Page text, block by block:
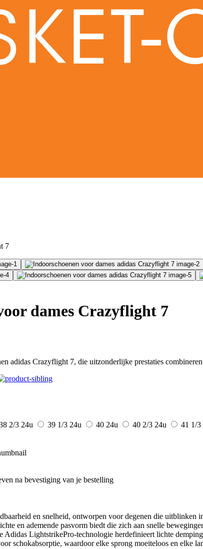
7
dames Crazyflight 7
adidas Crazyflight 7, die uitzonderlijke prestaties
2/3 24u 39 1/3 24u 40 24u 40 2/3 24u 41 1/3
na bevestiging van je bestelling
en snelheid, ontworpen voor degenen die uitblinken
en ademende pasvorm biedt die zich aan snelle
LightstrikePro-technologie herdefinieert lichte
schokabsorptie, waardoor elke sprong moeiteloos en elke